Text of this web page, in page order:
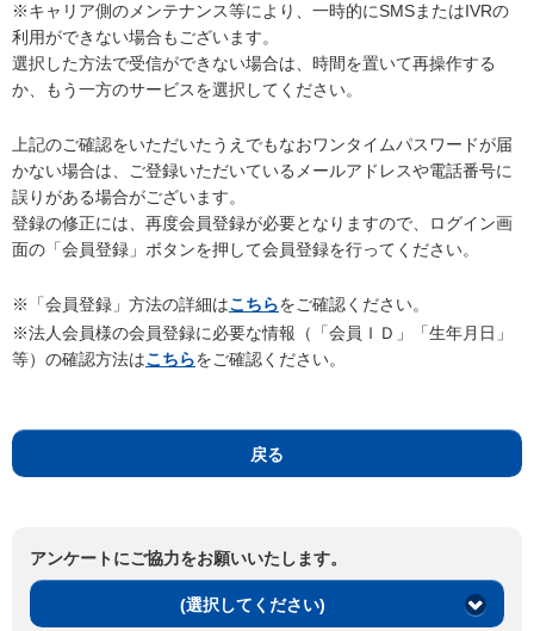
※キャリア側のメンテナンス等により、一時的にSMSまたはIVRの
利用ができない場合もございます。
選択した方法で受信ができない場合は、時間を置いて再操作する
か、もう一方のサービスを選択してください。
上記のご確認をいただいたうえでもなおワンタイムパスワードが届
かない場合は、ご登録いただいているメールアドレスや電話番号に
誤りがある場合がございます。
登録の修正には、再度会員登録が必要となりますので、ログイン画
面の「会員登録」ボタンを押して会員登録を行ってください。
※「会員登録」方法の詳細はこちらをご確認ください。
※法人会員様の会員登録に必要な情報（「会員ＩＤ」「生年月日」
等）の確認方法はこちらをご確認ください。
戻る
アンケートにご協力をお願いいたします。
(選択してください)